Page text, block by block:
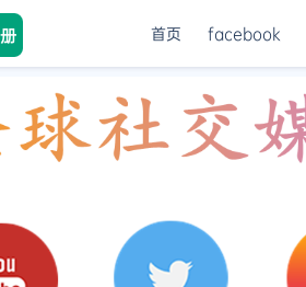
首页 facebook